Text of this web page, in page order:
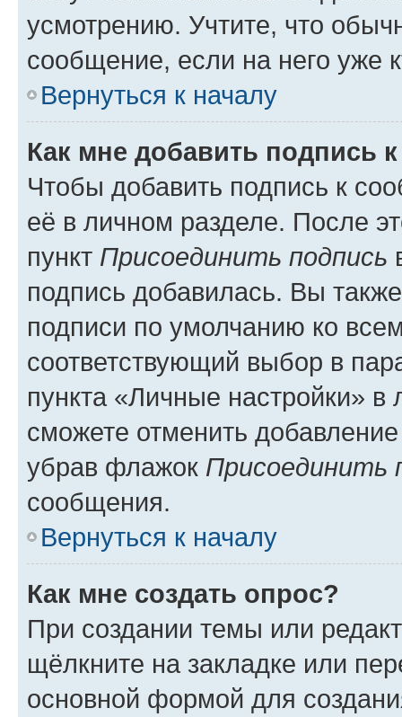
усмотрению. Учтите, что
сообщение, если на него уже
Вернуться к началу
Как мне добавить подпись
Чтобы добавить подпись к
её в личном разделе. После
пункт Присоединить подпись
подпись добавилась. Вы
подписи по умолчанию ко
соответствующий выбор в
пункта «Личные настройки»
сможете отменить
убрав флажок Присоединить
сообщения.
Вернуться к началу
Как мне создать опрос?
При создании темы или
щёлкните на закладке или
основной формой для